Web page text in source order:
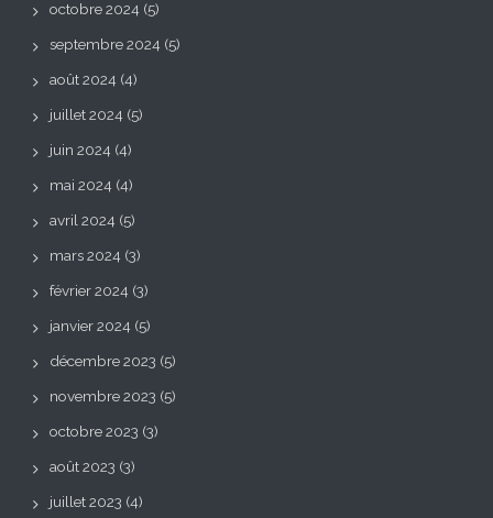
octobre 2024 (5)
septembre 2024 (5)
août 2024 (4)
juillet 2024 (5)
juin 2024 (4)
mai 2024 (4)
avril 2024 (5)
mars 2024 (3)
février 2024 (3)
janvier 2024 (5)
décembre 2023 (5)
novembre 2023 (5)
octobre 2023 (3)
août 2023 (3)
juillet 2023 (4)